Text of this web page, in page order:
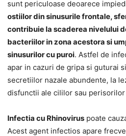
sunt periculoase deoarece
ostiilor din sinusurile frontale,
contribuie la scaderea nivelului
bacteriilor in zona acestora si
sinusurilor cu puroi. Astfel de
apar in cazuri de gripa si guturai
secretiilor nazale abundente, la
disfunctii ale cililor sau
Infectia cu Rhinovirus poate
Acest agent infectios apare